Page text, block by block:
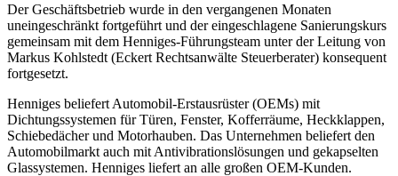
Der Geschäftsbetrieb wurde in den vergangenen Monaten
uneingeschränkt fortgeführt und der eingeschlagene Sanierungskurs
gemeinsam mit dem Henniges-Führungsteam unter der Leitung von
Markus Kohlstedt (Eckert Rechtsanwälte Steuerberater) konsequent
fortgesetzt.
Henniges beliefert Automobil-Erstausrüster (OEMs) mit
Dichtungssystemen für Türen, Fenster, Kofferräume, Heckklappen,
Schiebedächer und Motorhauben. Das Unternehmen beliefert den
Automobilmarkt auch mit Antivibrationslösungen und gekapselten
Glassystemen. Henniges liefert an alle großen OEM-Kunden.